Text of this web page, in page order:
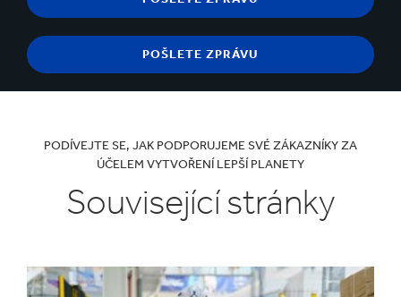
PODÍVEJTE SE, JAK PODPORUJEME SVÉ ZÁKAZNÍKY ZA
ÚČELEM VYTVOŘENÍ LEPŠÍ PLANETY
Související stránky